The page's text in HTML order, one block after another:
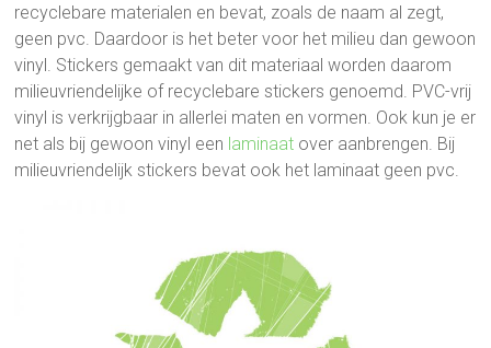
recyclebare materialen en bevat, zoals de naam al zegt,
geen pvc. Daardoor is het beter voor het milieu dan gewoon
vinyl. Stickers gemaakt van dit materiaal worden daarom
milieuvriendelijke of recyclebare stickers genoemd. PVC-vrij
vinyl is verkrijgbaar in allerlei maten en vormen. Ook kun je er
net als bij gewoon vinyl een laminaat over aanbrengen. Bij
milieuvriendelijk stickers bevat ook het laminaat geen pvc.